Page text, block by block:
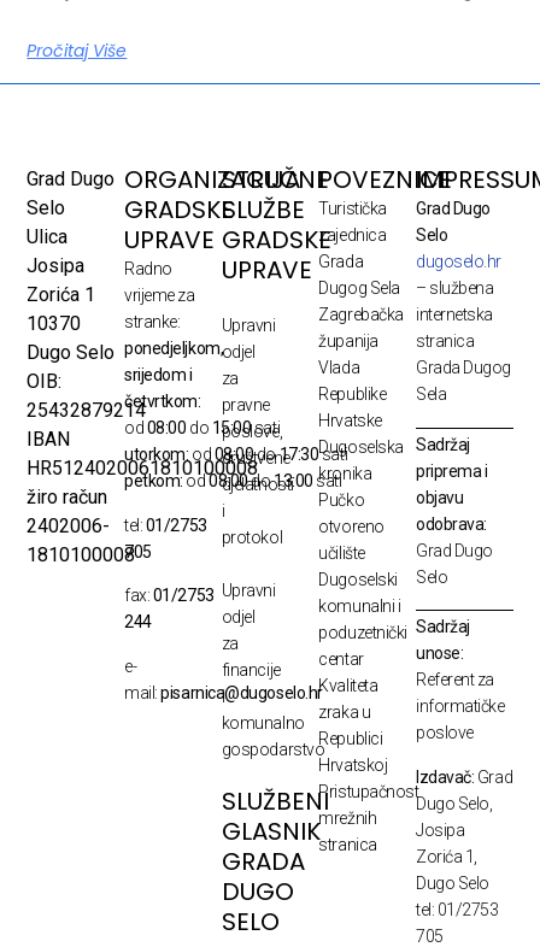
Pročitaj Više
Grad Dugo
Selo
Ulica
Josipa
Zorića 1
10370
Dugo Selo
OIB:
25432879214
IBAN
HR5124020061810100008
žiro račun
2402006-
1810100008
ORGANIZACIJA
GRADSKE
UPRAVE
Radno
vrijeme za
stranke:
ponedjeljkom,
srijedom i
četvrtkom:
od08:00 do 15:00sati
utorkom: od08:00do17:30sati
petkom:od08:00do13:00 sati
tel:01/2753
705
fax:01/2753
244
e-
mail:pisarnica@dugoselo.hr
STRUČNE
SLUŽBE
GRADSKE
UPRAVE
Upravni
odjel
za
pravne
poslove,
društvene
djelatnosti
i
protokol
Upravni
odjel
za
financije
i
komunalno
gospodarstvo
SLUŽBENI
GLASNIK
GRADA
DUGO
SELO
POVEZNICE
Turistička
zajednica
Grada
Dugog Sela
Zagrebačka
županija
Vlada
Republike
Hrvatske
Dugoselska
kronika
Pučko
otvoreno
učilište
Dugoselski
komunalni i
poduzetnički
centar
Kvaliteta
zraka u
Republici
Hrvatskoj
Pristupačnost
mrežnih
stranica
Grad Dugo
Selo
dugoselo.hr
– službena
internetska
stranica
Grada Dugog
Sela
Sadržaj
priprema i
objavu
odobrava:
Grad Dugo
Selo
Sadržaj
unose:
Referent za
informatičke
poslove
Izdavač: Grad
Dugo Selo,
Josipa
Zorića 1,
Dugo Selo
tel: 01/2753
705